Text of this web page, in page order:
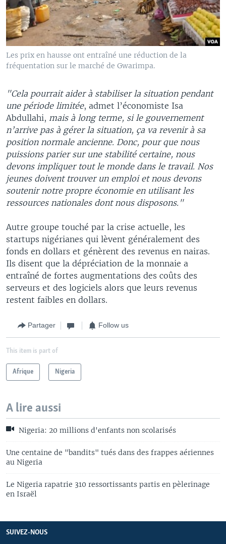
Les prix en hausse ont entraîné une réduction de la
fréquentation sur le marché de Gwarimpa.
"Cela pourrait aider à stabiliser la situation pendant
une période limitée, admet l’économiste Isa
Abdullahi, mais à long terme, si le gouvernement
n’arrive pas à gérer la situation, ça va revenir à sa
position normale ancienne. Donc, pour que nous
puissions parier sur une stabilité certaine, nous
devons impliquer tout le monde dans le travail. Nos
jeunes doivent trouver un emploi et nous devons
soutenir notre propre économie en utilisant les
ressources nationales dont nous disposons."
Autre groupe touché par la crise actuelle, les
startups nigérianes qui lèvent généralement des
fonds en dollars et génèrent des revenus en nairas.
Ils disent que la dépréciation de la monnaie a
entraîné de fortes augmentations des coûts des
serveurs et des logiciels alors que leurs revenus
restent faibles en dollars.
Partager Follow us
This item is part of
Afrique Nigeria
A lire aussi
Nigeria: 20 millions d'enfants non scolarisés
Une centaine de "bandits" tués dans des frappes aériennes
au Nigeria
Le Nigeria rapatrie 310 ressortissants partis en pèlerinage
en Israël
SUIVEZ-NOUS